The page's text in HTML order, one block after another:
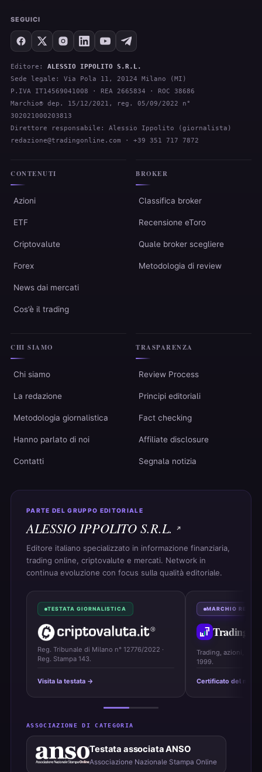
SEGUICI
Editore: ALESSIO IPPOLITO S.R.L.
Sede legale: Via Pola 11, 20124 Milano (MI)
P.IVA IT14569041008 · REA 2665834 · ROC 38686
Marchio® dep. 15/12/2021, reg. 05/09/2022 n°
302021000203813
Direttore responsabile: Alessio Ippolito (giornalista)
redazione@tradingonline.com · +39 351 717 7872
CONTENUTI
Azioni
ETF
Criptovalute
Forex
News dai mercati
Cos’è il trading
BROKER
Classifica broker
Recensione eToro
Quale broker scegliere
Metodologia di review
CHI SIAMO
Chi siamo
La redazione
Metodologia giornalistica
Hanno parlato di noi
Contatti
TRASPARENZA
Review Process
Principi editoriali
Fact checking
Affiliate disclosure
Segnala notizia
PARTE DEL GRUPPO EDITORIALE
ALESSIO IPPOLITO S.R.L.
Editore italiano specializzato in informazione finanziaria,
trading online, criptovalute e mercati. Network in
continua evoluzione con focus sulla qualità editoriale.
TESTATA GIORNALISTICA
Reg. Tribunale di Milano n° 12776/2022 ·
Reg. Stampa 143.
Visita la testata →
MARCHIO
Trading
Trading, azioni, ETF
1999.
Certificato del
ASSOCIAZIONE DI CATEGORIA
Testata associata ANSO
Associazione Nazionale Stampa Online